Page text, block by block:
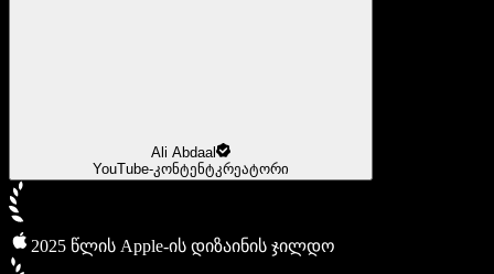
Ali Abdaal
YouTube-კონტენტკრეატორი
2025 წლის Apple-ის დიზაინის ჯილდო